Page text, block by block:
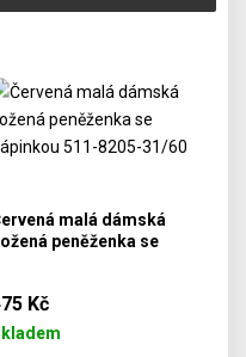
malá dámská
peněženka se
Kč